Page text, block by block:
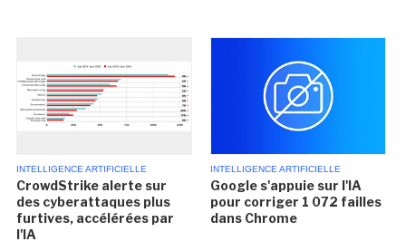
INTELLIGENCE ARTIFICIELLE
CrowdStrike alerte sur
des cyberattaques plus
furtives, accélérées par
l'IA
INTELLIGENCE ARTIFICIELLE
Google s'appuie sur l'IA
pour corriger 1 072 failles
dans Chrome